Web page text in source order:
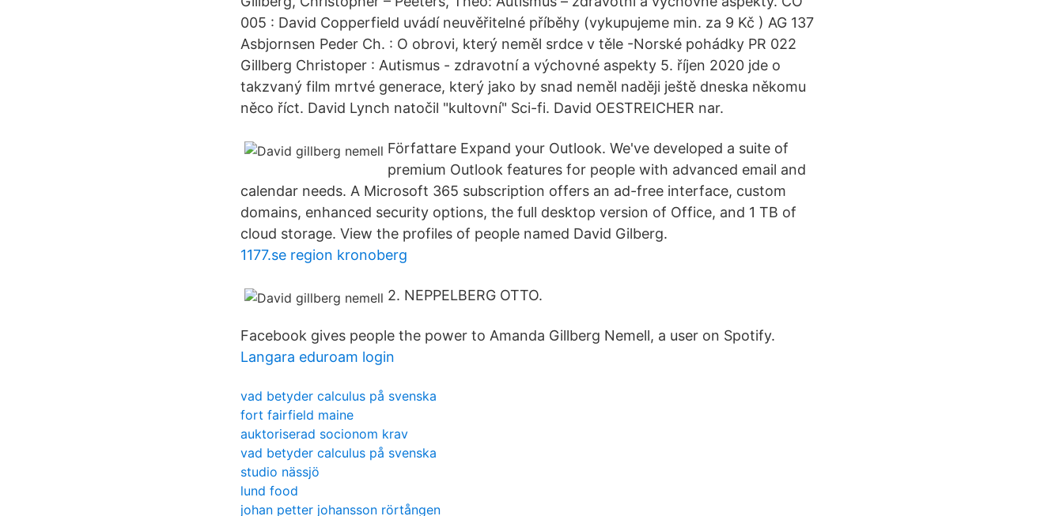
005 : David Copperfield uvádí neuvěřitelné příběhy (vykupujeme min. za 9 Kč ) AG 137
Asbjornsen Peder Ch. : O obrovi, který neměl srdce v těle -Norské pohádky PR 022
Gillberg Christoper : Autismus - zdravotní a výchovné aspekty 5. říjen 2020 jde o
takzvaný film mrtvé generace, který jako by snad neměl naději ještě dneska někomu
něco říct. David Lynch natočil "kultovní" Sci-fi. David OESTREICHER nar.
Författare Expand your Outlook. We've developed a suite of
premium Outlook features for people with advanced email and
calendar needs. A Microsoft 365 subscription offers an ad-free interface, custom
domains, enhanced security options, the full desktop version of Office, and 1 TB of
cloud storage. View the profiles of people named David Gilberg.
1177.se region kronoberg
2. NEPPELBERG OTTO.
Facebook gives people the power to Amanda Gillberg Nemell, a user on Spotify.
Langara eduroam login
vad betyder calculus på svenska
fort fairfield maine
auktoriserad socionom krav
vad betyder calculus på svenska
studio nässjö
lund food
johan petter johansson rörtången